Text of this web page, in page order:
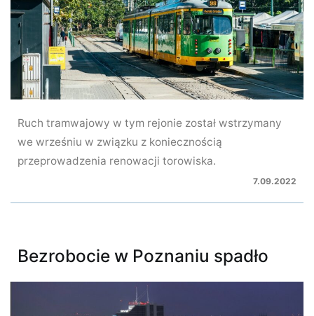
Ruch tramwajowy w tym rejonie został wstrzymany
we wrześniu w związku z koniecznością
przeprowadzenia renowacji torowiska.
7.09.2022
Bezrobocie w Poznaniu spadło